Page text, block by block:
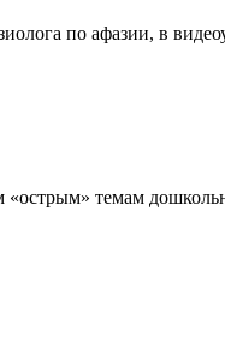
по афазии, в
темам